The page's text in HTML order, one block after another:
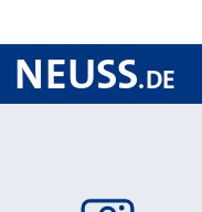
NEUSS.DE